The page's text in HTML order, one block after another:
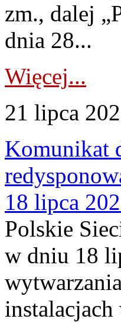
zm., dalej
dnia 28...
Więcej...
21 lipca
Komunikat
18 lipca
Polskie
w dniu 18